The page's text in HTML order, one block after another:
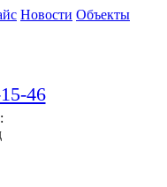
Новости Объекты
46